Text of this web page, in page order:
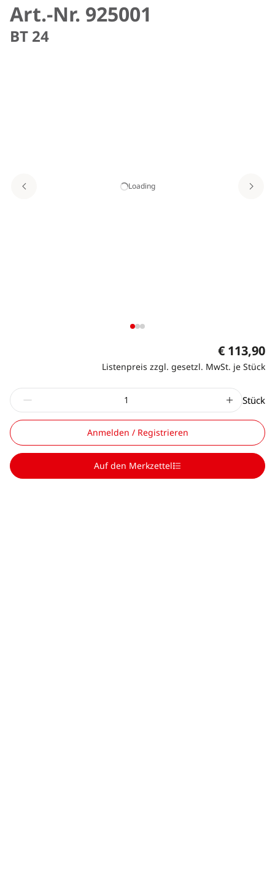
Art.-Nr. 925001
BT 24
Loading
€ 113,90
Listenpreis zzgl. gesetzl. MwSt. je Stück
Stück
Anmelden / Registrieren
Auf den Merkzettel